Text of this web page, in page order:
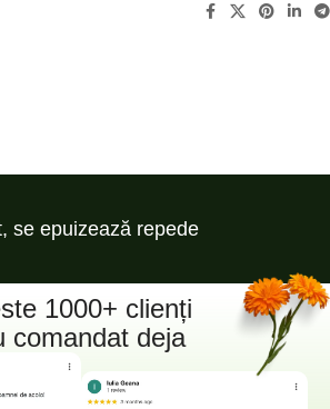
se epuizează repede
1000+ clienți
comandat deja